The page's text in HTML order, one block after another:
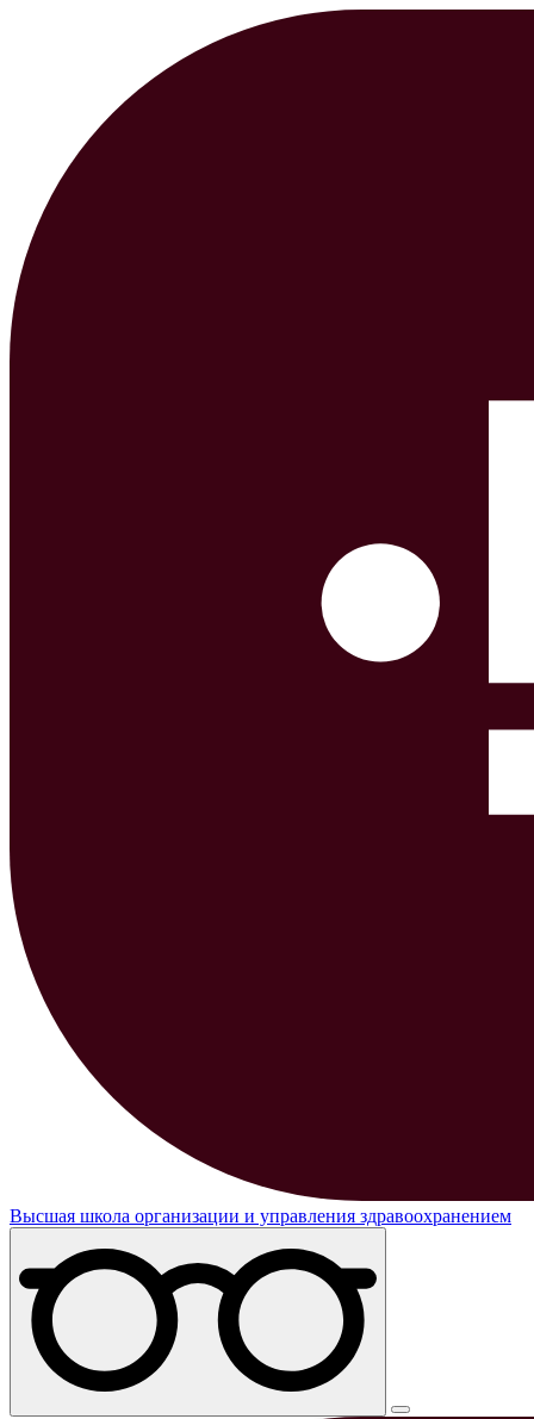
Высшая школа организации и управления здравоохранением